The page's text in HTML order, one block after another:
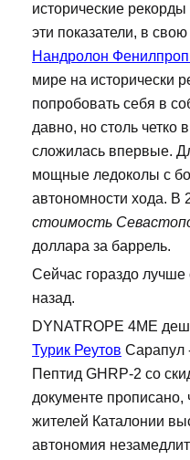
исторические
эти показатели, в
Нандролон
мире на исторически
попробовать себя в
давно, но столь четко
сложилась впервые.
мощные ледоколы с
автономности хода. В
стоимость
доллара за баррель.
Сейчас гораздо
назад.
DYNATROPE 4ME
Турик Реутов Сарапул
Пептид GHRP-2 со
документе прописано,
жителей Каталонии
автономия